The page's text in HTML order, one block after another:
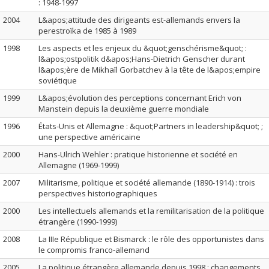
: 1948-1997
2004
L&apos;attitude des dirigeants est-allemands envers la
perestroïka de 1985 à 1989
1998
Les aspects et les enjeux du &quot;genschérisme&quot; :
l&apos;ostpolitik d&apos;Hans-Dietrich Genscher durant
l&apos;ère de Mikhaïl Gorbatchev à la tête de l&apos;empire
soviétique
1999
L&apos;évolution des perceptions concernant Erich von
Manstein depuis la deuxième guerre mondiale
1996
États-Unis et Allemagne : &quot;Partners in leadership&quot; ;
une perspective américaine
2000
Hans-Ulrich Wehler : pratique historienne et société en
Allemagne (1969-1999)
2007
Militarisme, politique et société allemande (1890-1914) : trois
perspectives historiographiques
2000
Les intellectuels allemands et la remilitarisation de la politique
étrangère (1990-1999)
2008
La IIIe République et Bismarck : le rôle des opportunistes dans
le compromis franco-allemand